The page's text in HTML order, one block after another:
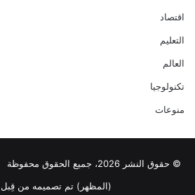
اقتصاد
التعليم
العالم
تكنولوجيا
منوعات
© حقوق النشر 2026، جميع الحقوق محفوظة |
(المظهر) تم تصميمه من قِبل TieLabs